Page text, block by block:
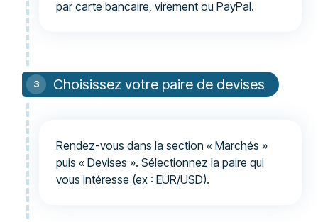
par carte bancaire, virement ou PayPal.
Choisissez votre paire de devises
Rendez-vous dans la section « Marchés »
puis « Devises ». Sélectionnez la paire qui
vous intéresse (ex : EUR/USD).